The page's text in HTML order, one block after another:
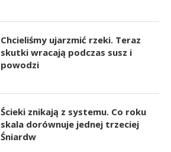
Chcieliśmy ujarzmić rzeki. Teraz
skutki wracają podczas susz i
powodzi
Ścieki znikają z systemu. Co roku
skala dorównuje jednej trzeciej
Śniardw